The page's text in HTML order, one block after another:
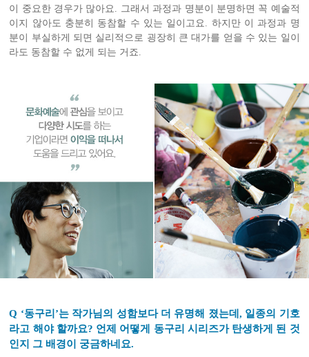
이 중요한 경우가 많아요. 그래서 과정과 명분이 분명하면 꼭 예술적
이지 않아도 충분히 동참할 수 있는 일이고요. 하지만 이 과정과 명
분이 부실하게 되면 실리적으로 굉장히 큰 대가를 얻을 수 있는 일이
라도 동참할 수 없게 되는 거죠.
Q ‘동구리’는 작가님의 성함보다 더 유명해 졌는데, 일종의 기호
라고 해야 할까요? 언제 어떻게 동구리 시리즈가 탄생하게 된 것
인지 그 배경이 궁금하네요.